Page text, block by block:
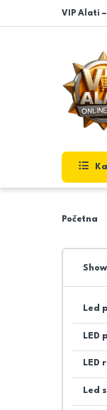
Skip to navigation
Skip to content
VIP Alati
Početna
Led
LED
LED
Led